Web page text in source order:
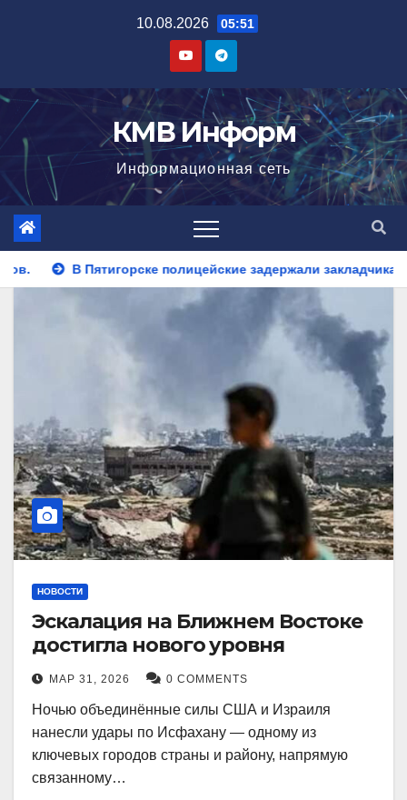
10.08.2026 05:51
КМВ Информ
Информационная сеть
задержали закладчика, пытавшегося сбыть партию
НОВОСТИ
Эскалация на Ближнем Востоке
достигла нового уровня
МАР 31, 2026 0 COMMENTS
Ночью объединённые силы США и Израиля
нанесли удары по Исфахану — одному из
ключевых городов страны и району, напрямую
связанному…